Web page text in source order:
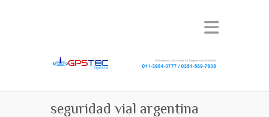
seguridad vial argentina